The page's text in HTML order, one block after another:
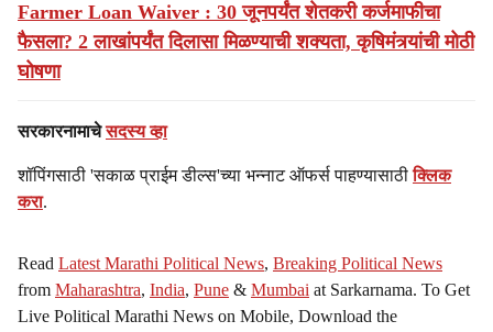
Farmer Loan Waiver : 30 जूनपर्यंत शेतकरी कर्जमाफीचा
फैसला? 2 लाखांपर्यंत दिलासा मिळण्याची शक्यता, कृषिमंत्र्यांची मोठी
घोषणा
सरकारनामाचेसदस्य व्हा
शॉपिंगसाठी 'सकाळ प्राईम डील्स'च्या भन्नाट ऑफर्स पाहण्यासाठीक्लिक
करा.
Read Latest Marathi Political News, Breaking Political News
from Maharashtra, India, Pune & Mumbai at Sarkarnama. To Get
Live Political Marathi News on Mobile, Download the